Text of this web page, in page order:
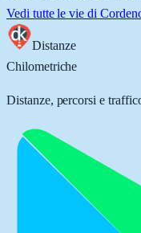
Vedi tutte le vie di
Distanze
Chilometriche
Distanze, percorsi e